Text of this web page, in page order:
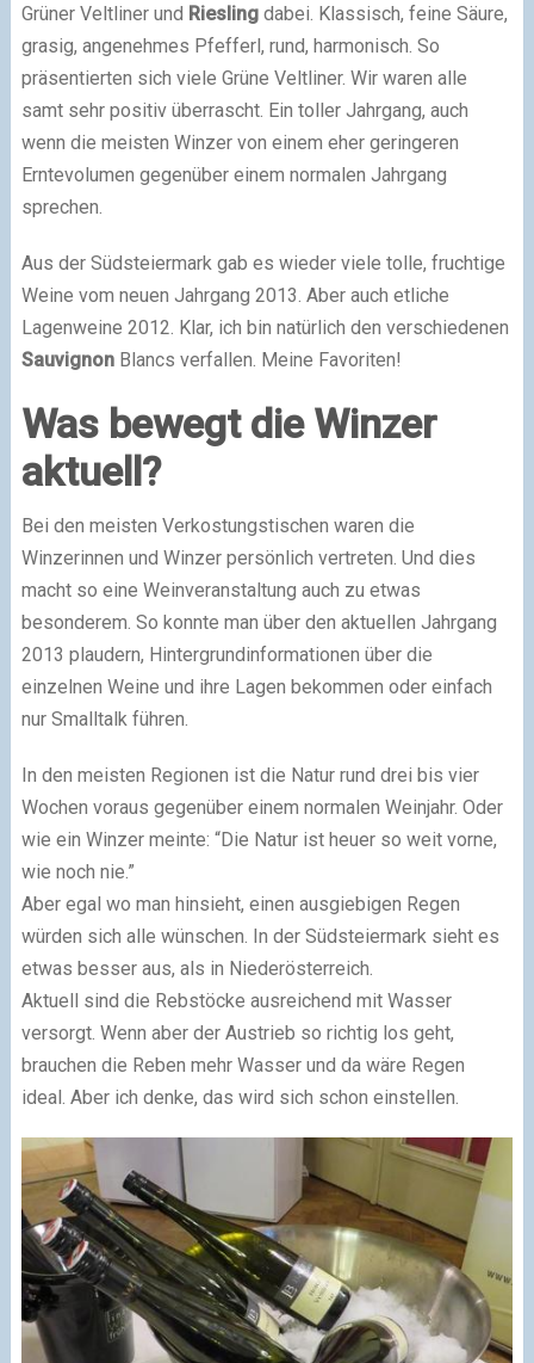
Grüner Veltliner und Rieslingdabei. Klassisch, feine Säure,
grasig, angenehmes Pfefferl, rund, harmonisch. So
präsentierten sich viele Grüne Veltliner. Wir waren alle
samt sehr positiv überrascht. Ein toller Jahrgang, auch
wenn die meisten Winzer von einem eher geringeren
Erntevolumen gegenüber einem normalen Jahrgang
sprechen.
Aus der Südsteiermark gab es wieder viele tolle, fruchtige
Weine vom neuen Jahrgang 2013. Aber auch etliche
Lagenweine 2012. Klar, ich bin natürlich den verschiedenen
SauvignonBlancs verfallen. Meine Favoriten!
Was bewegt die Winzer
aktuell?
Bei den meisten Verkostungstischen waren die
Winzerinnen und Winzer persönlich vertreten. Und dies
macht so eine Weinveranstaltung auch zu etwas
besonderem. So konnte man über den aktuellen Jahrgang
2013 plaudern, Hintergrundinformationen über die
einzelnen Weine und ihre Lagen bekommen oder einfach
nur Smalltalk führen.
In den meisten Regionen ist die Natur rund drei bis vier
Wochen voraus gegenüber einem normalen Weinjahr. Oder
wie ein Winzer meinte: “Die Natur ist heuer so weit vorne,
wie noch nie.”
Aber egal wo man hinsieht, einen ausgiebigen Regen
würden sich alle wünschen. In der Südsteiermark sieht es
etwas besser aus, als in Niederösterreich.
Aktuell sind die Rebstöcke ausreichend mit Wasser
versorgt. Wenn aber der Austrieb so richtig los geht,
brauchen die Reben mehr Wasser und da wäre Regen
ideal. Aber ich denke, das wird sich schon einstellen.